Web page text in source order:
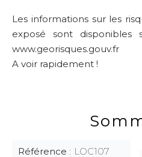
Les informations sur les
exposé sont disponibles
www.georisques.gouv.fr
A voir rapidement !
Référence
LOC107